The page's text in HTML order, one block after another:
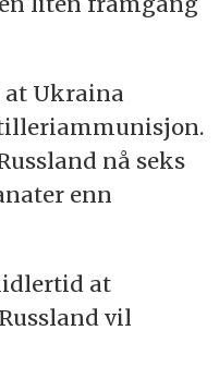
Ukraina
nå seks
enn
at
vil